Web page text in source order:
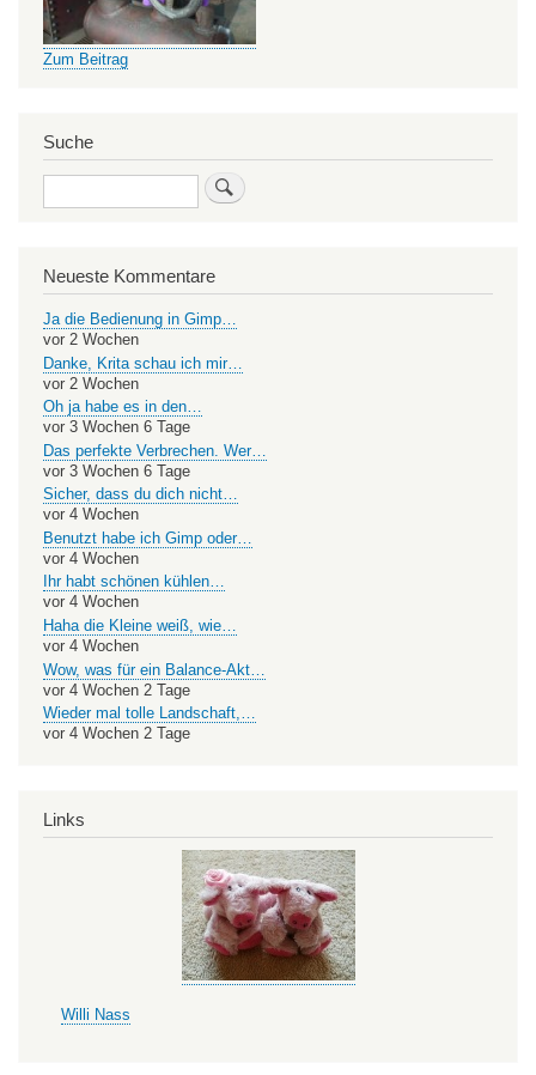
Zum Beitrag
Suche
Search
Neueste Kommentare
Ja die Bedienung in Gimp…
vor 2 Wochen
Danke, Krita schau ich mir…
vor 2 Wochen
Oh ja habe es in den…
vor 3 Wochen 6 Tage
Das perfekte Verbrechen. Wer…
vor 3 Wochen 6 Tage
Sicher, dass du dich nicht…
vor 4 Wochen
Benutzt habe ich Gimp oder…
vor 4 Wochen
Ihr habt schönen kühlen…
vor 4 Wochen
Haha die Kleine weiß, wie…
vor 4 Wochen
Wow, was für ein Balance-Akt…
vor 4 Wochen 2 Tage
Wieder mal tolle Landschaft,…
vor 4 Wochen 2 Tage
Links
Willi Nass